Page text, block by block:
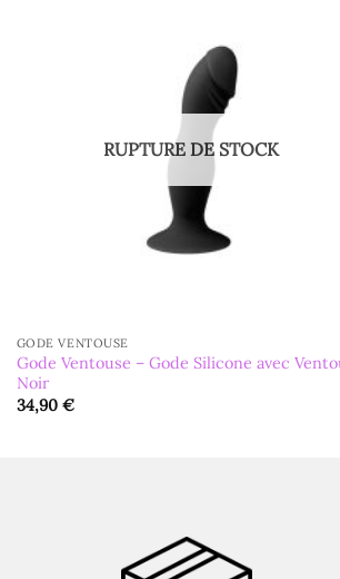
RUPTURE DE STOCK
GODE VENTOUSE
Gode Ventouse – Gode Silicone avec
Noir
34,90 €